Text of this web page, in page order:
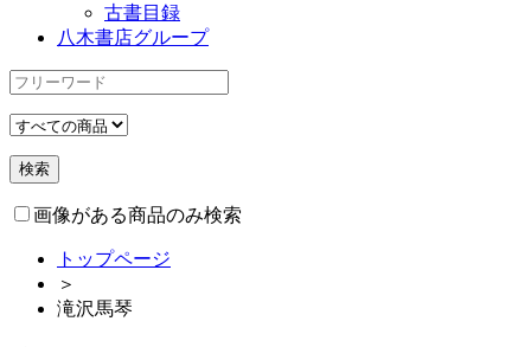
古書目録
八木書店グループ
画像がある商品のみ検索
トップページ
＞
滝沢馬琴